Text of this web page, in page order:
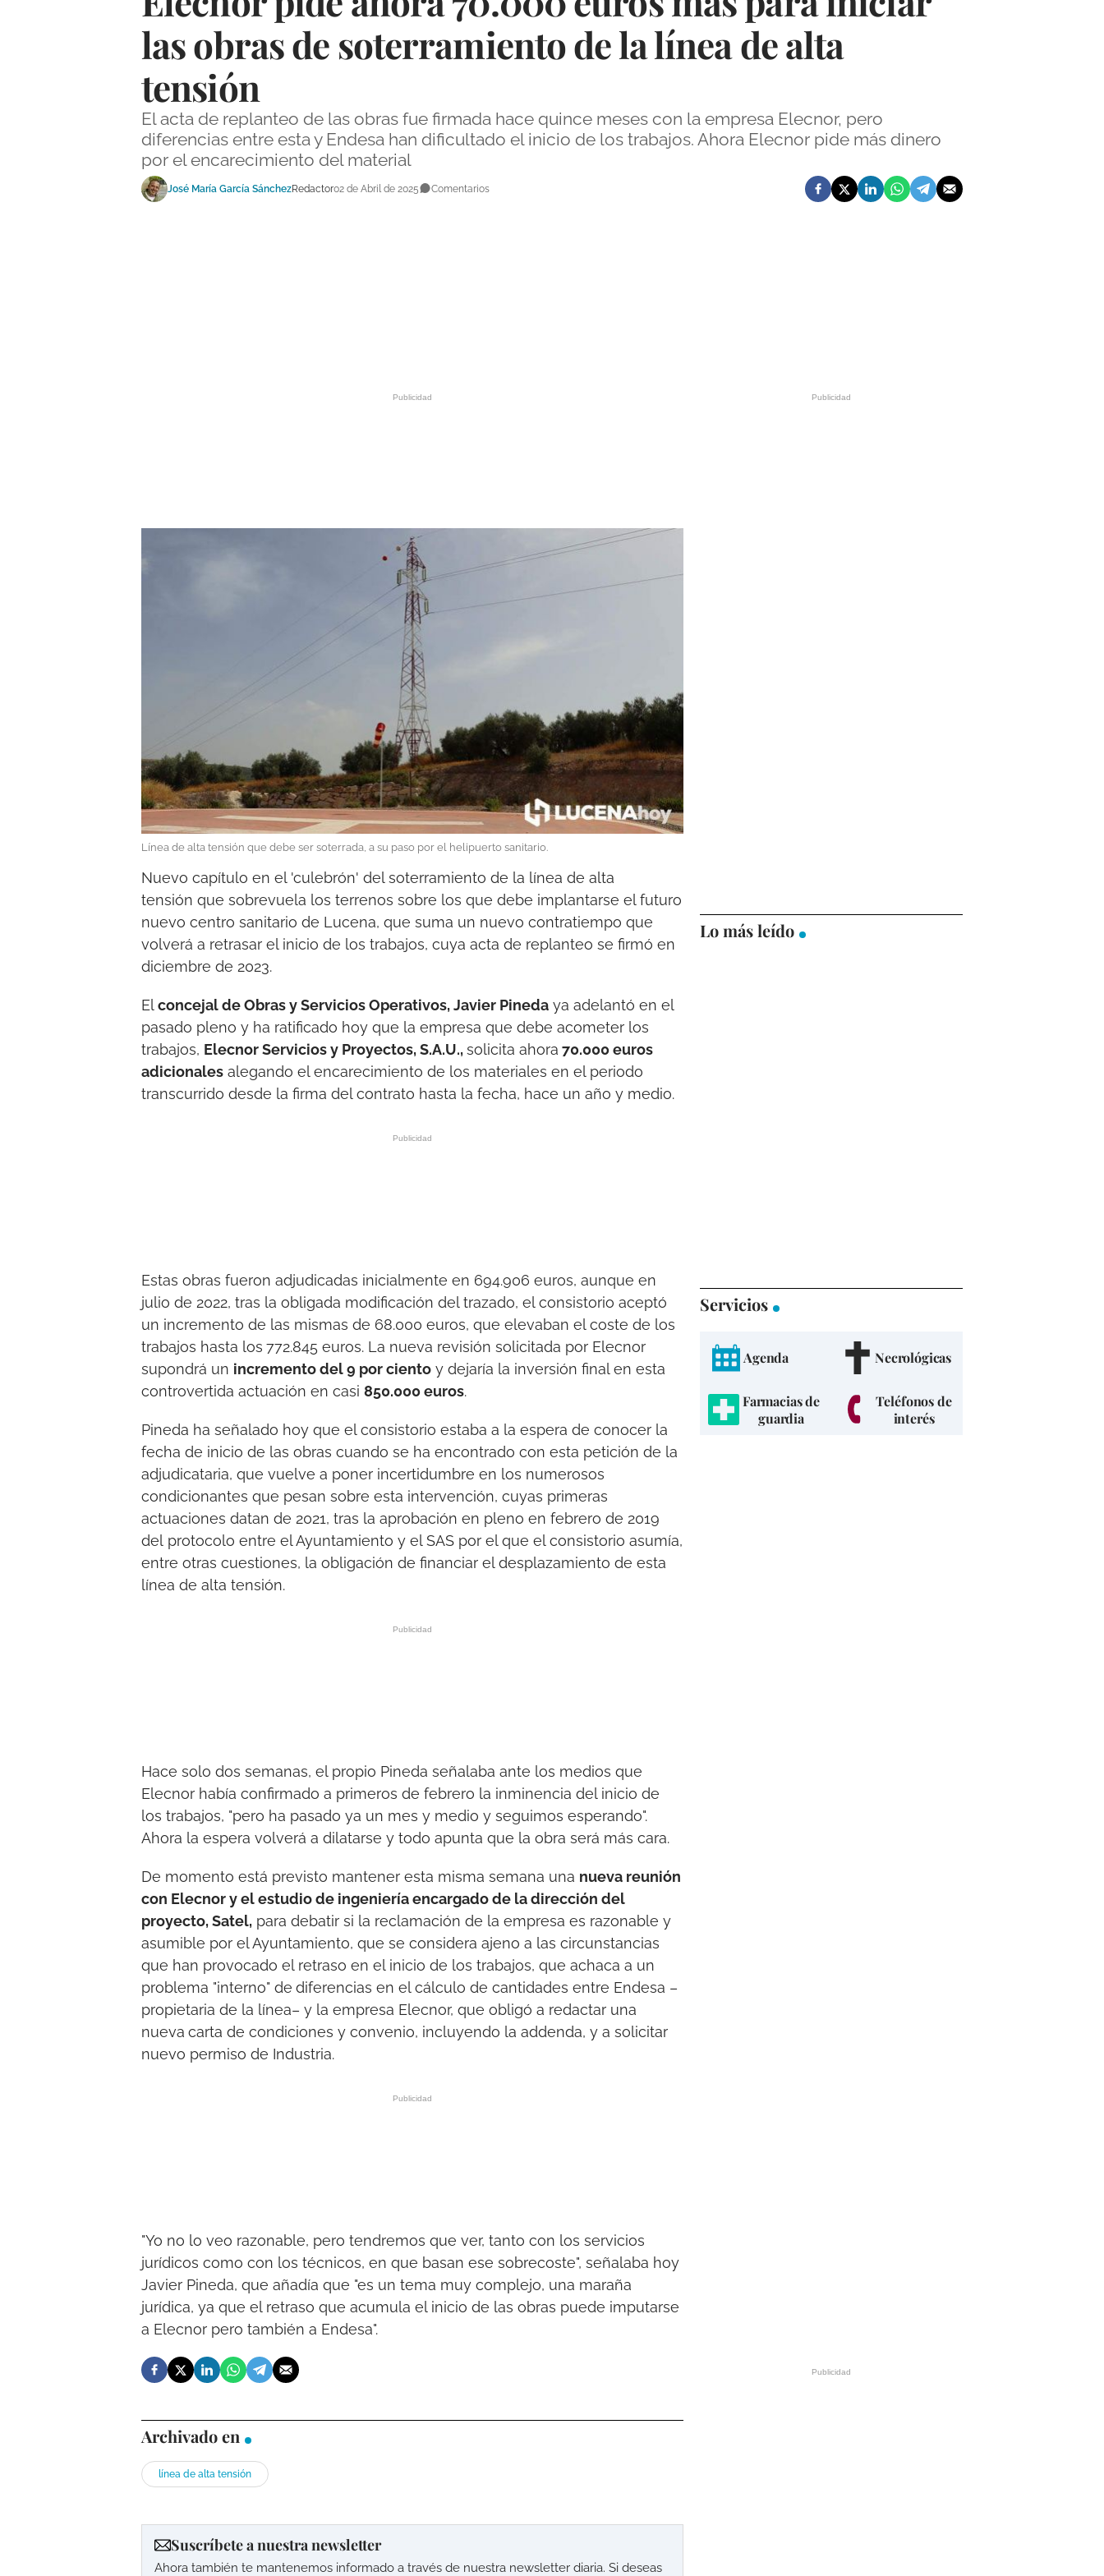
las obras de soterramiento de la línea de alta
tensión
El acta de replanteo de las obras fue firmada hace quince meses con la empresa Elecnor, pero
diferencias entre esta y Endesa han dificultado el inicio de los trabajos. Ahora Elecnor pide más dinero
por el encarecimiento del material
José María García SánchezRedactor02 de Abril de 2025 Comentarios
Línea de alta tensión que debe ser soterrada, a su paso por el helipuerto sanitario.
Nuevo capítulo en el 'culebrón' del soterramiento de la línea de alta
tensión que sobrevuela los terrenos sobre los que debe implantarse el futuro
nuevo centro sanitario de Lucena, que suma un nuevo contratiempo que
volverá a retrasar el inicio de los trabajos, cuya acta de replanteo se firmó en
diciembre de 2023.
Elconcejal de Obras y Servicios Operativos, Javier Pineda ya adelantó en el
pasado pleno y ha ratificado hoy que la empresa que debe acometer los
trabajos, Elecnor Servicios y Proyectos, S.A.U.,solicita ahora 70.000 euros
adicionales alegando el encarecimiento de los materiales en el periodo
transcurrido desde la firma del contrato hasta la fecha, hace un año y medio.
Estas obras fueron adjudicadas inicialmente en 694.906 euros, aunque en
julio de 2022, tras la obligada modificación del trazado, el consistorio aceptó
un incremento de las mismas de 68.000 euros, que elevaban el coste de los
trabajos hasta los 772.845 euros. La nueva revisión solicitada por Elecnor
supondrá un incremento del 9 por ciento y dejaría la inversión final en esta
controvertida actuación en casi 850.000 euros.
Pineda ha señalado hoy que el consistorio estaba a la espera de conocer la
fecha de inicio de las obras cuando se ha encontrado con esta petición de la
adjudicataria, que vuelve a poner incertidumbre en los numerosos
condicionantes que pesan sobre esta intervención, cuyas primeras
actuaciones datan de 2021, tras la aprobación en pleno en febrero de 2019
del protocolo entre el Ayuntamiento y el SAS por el que el consistorio asumía,
entre otras cuestiones, la obligación de financiar el desplazamiento de esta
línea de alta tensión.
Hace solo dos semanas, el propio Pineda señalaba ante los medios que
Elecnor había confirmado a primeros de febrero la inminencia del inicio de
los trabajos, "pero ha pasado ya un mes y medio y seguimos esperando".
Ahora la espera volverá a dilatarse y todo apunta que la obra será más cara.
De momento está previsto mantener esta misma semana una nueva reunión
con Elecnor y el estudio de ingeniería encargado de la dirección del
proyecto, Satel, para debatir si la reclamación de la empresa es razonable y
asumible por el Ayuntamiento, que se considera ajeno a las circunstancias
que han provocado el retraso en el inicio de los trabajos, que achaca a un
problema "interno" de diferencias en el cálculo de cantidades entre Endesa –
propietaria de la línea– y la empresa Elecnor, que obligó a redactar una
nueva carta de condiciones y convenio, incluyendo la addenda, y a solicitar
nuevo permiso de Industria.
"Yo no lo veo razonable, pero tendremos que ver, tanto con los servicios
jurídicos como con los técnicos, en que basan ese sobrecoste", señalaba hoy
Javier Pineda, que añadía que "es un tema muy complejo, una maraña
jurídica, ya que el retraso que acumula el inicio de las obras puede imputarse
a Elecnor pero también a Endesa".
Archivado en
línea de alta tensión
Suscríbete a nuestra newsletter
Ahora también te mantenemos informado a través de nuestra newsletter diaria. Si deseas
Lo más leído
Servicios
Agenda Necrológicas
Farmacias de
guardia
Teléfonos de
interés